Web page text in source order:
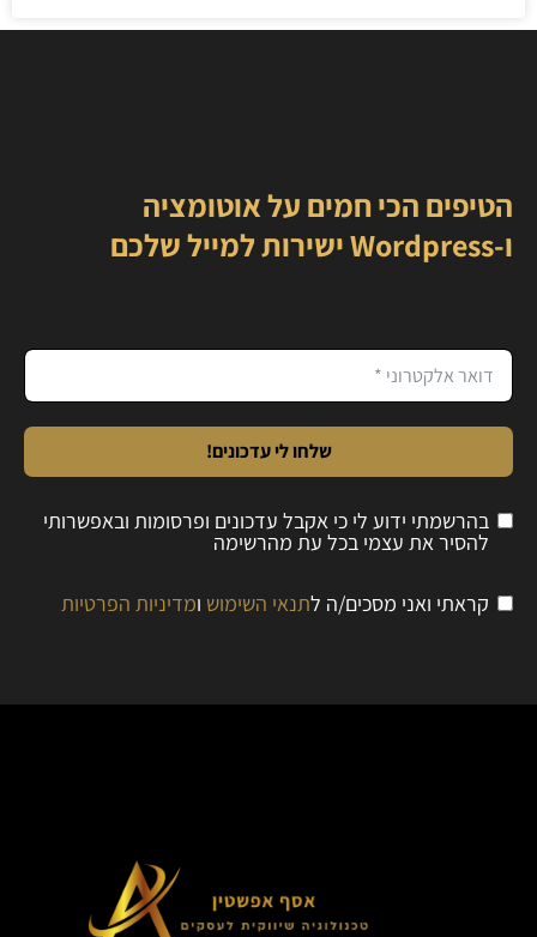
הטיפים הכי חמים על אוטומציה
ו-Wordpress ישירות למייל שלכם
שלחו לי עדכונים!
בהרשמתי ידוע לי כי אקבל עדכונים ופרסומות ובאפשרותי
להסיר את עצמי בכל עת מהרשימה
קראתי ואני מסכים/ה לתנאי השימוש ומדיניות הפרטיות